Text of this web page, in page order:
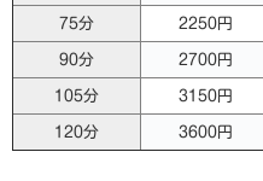
75分 2250円
90分 2700円
105分 3150円
120分 3600円